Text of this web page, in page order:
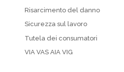
Risarcimento del danno
Sicurezza sul lavoro
Tutela dei consumatori
VIA VAS AIA VIG